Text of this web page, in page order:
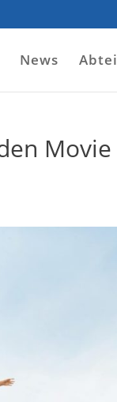
News
Movie